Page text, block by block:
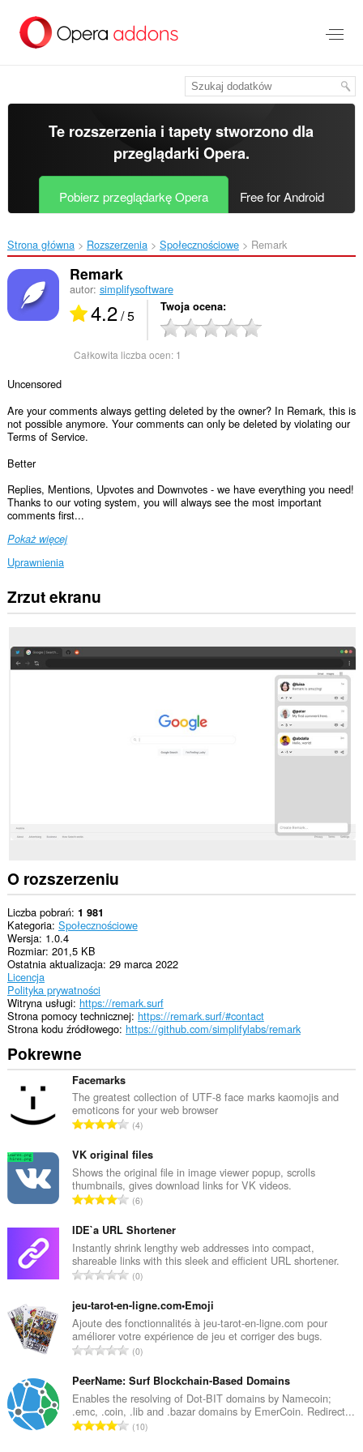
treści
Te rozszerzenia i tapety stworzono dla
przeglądarki Opera.
Pobierz przeglądarkę Opera Free for Android
Strona główna Rozszerzenia Społecznościowe Remark‎
Remark
autor: simplifysoftware
4.2/ 5 Twoja ocena
Całkowita liczba ocen: 1
Uncensored
Are your comments always getting deleted by the owner? In Remark, this is
not possible anymore. Your comments can only be deleted by violating our
Terms of Service.
Better
Replies, Mentions, Upvotes and Downvotes - we have everything you need!
Thanks to our voting system, you will always see the most important
comments first...
Pokaż więcej
Uprawnienia
To
rozszerzenie
dostęp
do
Twoich
the
clipboard.
permission
allows
other
installed
extensions
and
web
pages
to
communicate
with
this
extension.
To
może
dostęp
i
Twojej
aktywności.
This
can
store
unlimited
amount
client-
side
data.
Zrzut ekranu
O rozszerzeniu
Liczba pobrań 1 981
Kategoria Społecznościowe
Wersja 1.0.4
Rozmiar 201,5 KB
Ostatnia aktualizacja 29 marca 2022
Licencja
Polityka prywatności
Witryna usługi https://remark.surf
Strona pomocy technicznej https://remark.surf/#contact
Strona kodu źródłowego https://github.com/simplifylabs/remark
Pokrewne
Facemarks
The greatest collection of UTF-8 face marks kaomojis and
emoticons for your web browser
C
ł
k
o
w
t
a
l
c
z
b
a
c
e
n
:
4
VK original files
Shows the original file in image viewer popup, scrolls
thumbnails, gives download links for VK videos.
C
ł
k
o
w
t
a
l
c
z
b
a
6
IDE`a URL Shortener
Instantly shrink lengthy web addresses into compact,
shareable links with this sleek and efficient URL shortener.
C
ł
k
o
w
t
a
l
0
jeu-tarot-en-ligne.com•Emoji
Ajoute des fonctionnalités à jeu-tarot-en-ligne.com pour
améliorer votre expérience de jeu et corriger des bugs.
C
ł
k
o
w
0
PeerName: Surf Blockchain-Based Domains
Enables the resolving of Dot-BIT domains by Namecoin;
.emc, .coin, .lib and .bazar domains by EmerCoin. Redirect...
C10